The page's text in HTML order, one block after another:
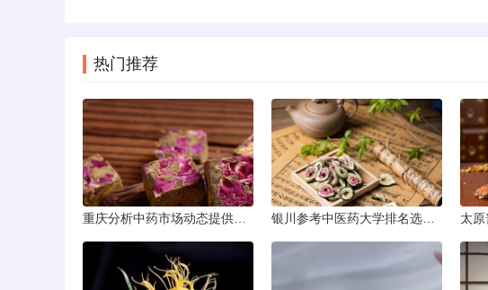
热门推荐